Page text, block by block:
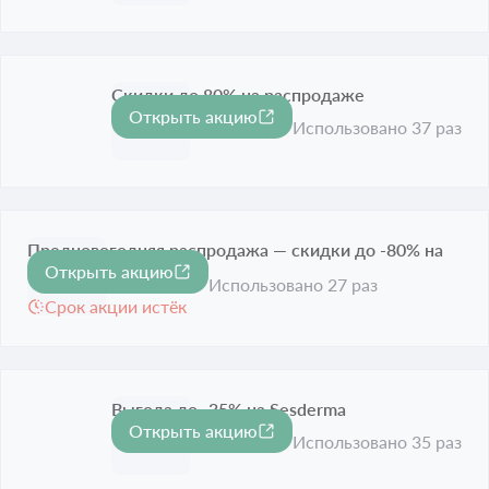
-80%
Скидки до 80% на распродаже
Срок акции истёк
Открыть акцию
Использовано 37 раз
-80%
Предновогодняя распродажа — скидки до -80% на
все
Срок акции истёк
Открыть акцию
Использовано 27 раз
-35%
Выгода до -35% на Sesderma
Срок акции истёк
Открыть акцию
Использовано 35 раз